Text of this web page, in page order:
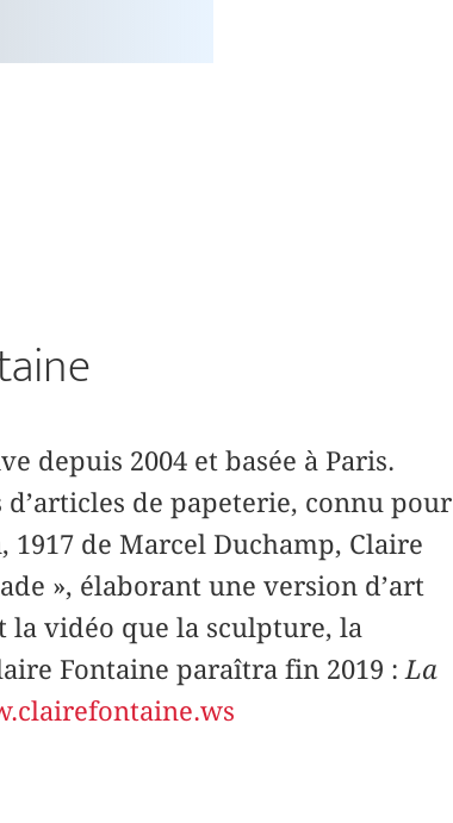
depuis 2004 et basée à Paris.
de papeterie, connu pour
1917 de Marcel Duchamp, Claire
», élaborant une version d’art
la vidéo que la sculpture, la
Fontaine paraîtra fin 2019 : La